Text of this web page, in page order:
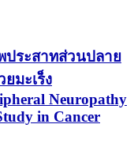
ประสาทส่วนปลาย
มะเร็ง
Neuropathy
in Cancer